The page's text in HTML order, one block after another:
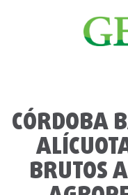
CÓRDOBA
BRUTOS